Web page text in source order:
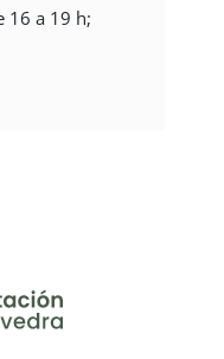
16 a 19 h;